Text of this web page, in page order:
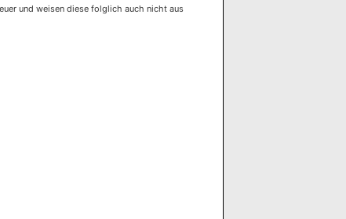
und weisen diese folglich auch nicht aus